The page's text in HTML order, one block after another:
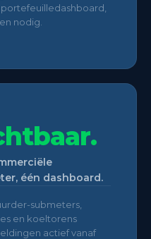
nodig.
één dashboard.
submeters,
en koeltorens
actief vanaf